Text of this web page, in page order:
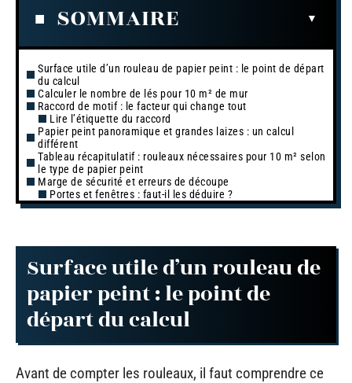
SOMMAIRE
Surface utile d’un rouleau de papier peint : le point de départ
du calcul
Calculer le nombre de lés pour 10 m² de mur
Raccord de motif : le facteur qui change tout
Lire l’étiquette du raccord
Papier peint panoramique et grandes laizes : un calcul
différent
Tableau récapitulatif : rouleaux nécessaires pour 10 m² selon
le type de papier peint
Marge de sécurité et erreurs de découpe
Portes et fenêtres : faut-il les déduire ?
Surface utile d’un rouleau de
papier peint : le point de
départ du calcul
Avant de compter les rouleaux, il faut comprendre ce